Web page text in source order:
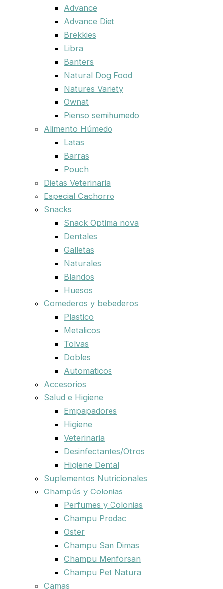
Advance
Advance Diet
Brekkies
Libra
Banters
Natural Dog Food
Natures Variety
Ownat
Pienso semihumedo
Alimento Húmedo
Latas
Barras
Pouch
Dietas Veterinaria
Especial Cachorro
Snacks
Snack Optima nova
Dentales
Galletas
Naturales
Blandos
Huesos
Comederos y bebederos
Plastico
Metalicos
Tolvas
Dobles
Automaticos
Accesorios
Salud e Higiene
Empapadores
Higiene
Veterinaria
Desinfectantes/Otros
Higiene Dental
Suplementos Nutricionales
Champús y Colonias
Perfumes y Colonias
Champu Prodac
Oster
Champu San Dimas
Champu Menforsan
Champu Pet Natura
Camas